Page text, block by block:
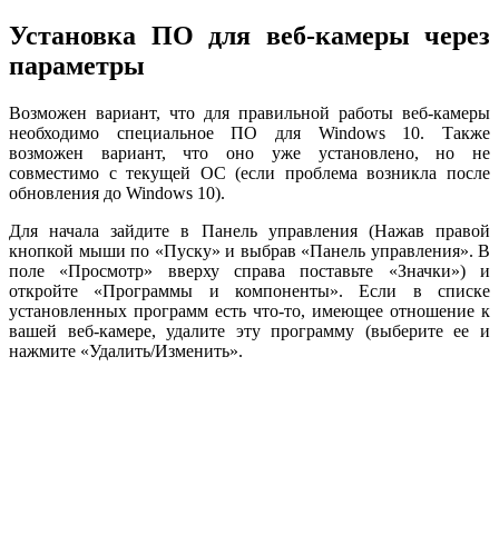
Установка ПО для веб-камеры через
параметры
Возможен вариант, что для правильной работы веб-камеры
необходимо специальное ПО для Windows 10. Также
возможен вариант, что оно уже установлено, но не
совместимо с текущей ОС (если проблема возникла после
обновления до Windows 10).
Для начала зайдите в Панель управления (Нажав правой
кнопкой мыши по «Пуску» и выбрав «Панель управления». В
поле «Просмотр» вверху справа поставьте «Значки») и
откройте «Программы и компоненты». Если в списке
установленных программ есть что-то, имеющее отношение к
вашей веб-камере, удалите эту программу (выберите ее и
нажмите «Удалить/Изменить».